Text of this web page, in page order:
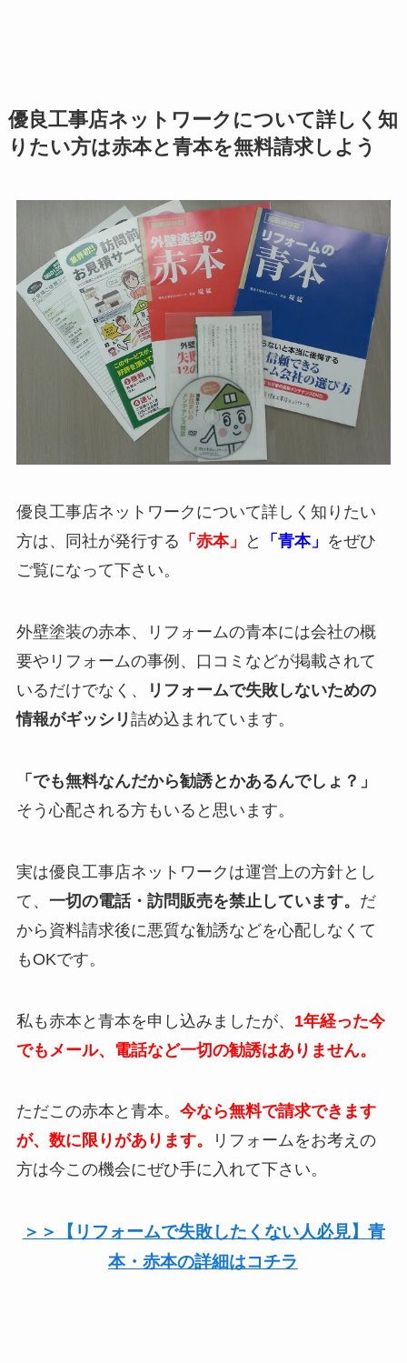
優良工事店ネットワークについて詳しく知
りたい方は赤本と青本を無料請求しよう
優良工事店ネットワークについて詳しく知りたい
方は、同社が発行する 「赤本」 と 「青本」 をぜひ
ご覧になって下さい。
外壁塗装の赤本、リフォームの青本には会社の概
要やリフォームの事例、口コミなどが掲載されて
いるだけでなく、
リフォームで失敗しないための
情報がギッシリ 詰め込まれています。
「でも無料なんだから勧誘とかあるんでしょ？」
そう心配される方もいると思います。
実は優良工事店ネットワークは運営上の方針とし
て、 一切の電話・訪問販売を禁止しています。 だ
から資料請求後に悪質な勧誘などを心配しなくて
もOKです。
私も赤本と青本を申し込みましたが、 1年経った今
でもメール、電話など一切の勧誘はありません。
ただこの赤本と青本。 今なら無料で請求できます
が、数に限りがあります。
リフォームをお考えの
方は今この機会にぜひ手に入れて下さい。
＞＞【リフォームで失敗したくない人必見】青
本・赤本の詳細はコチラ